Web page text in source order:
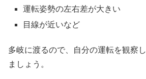
運転姿勢の左右差が大きい
目線が近いなど
多岐に渡るので、自分の運転を観察
ましょう。